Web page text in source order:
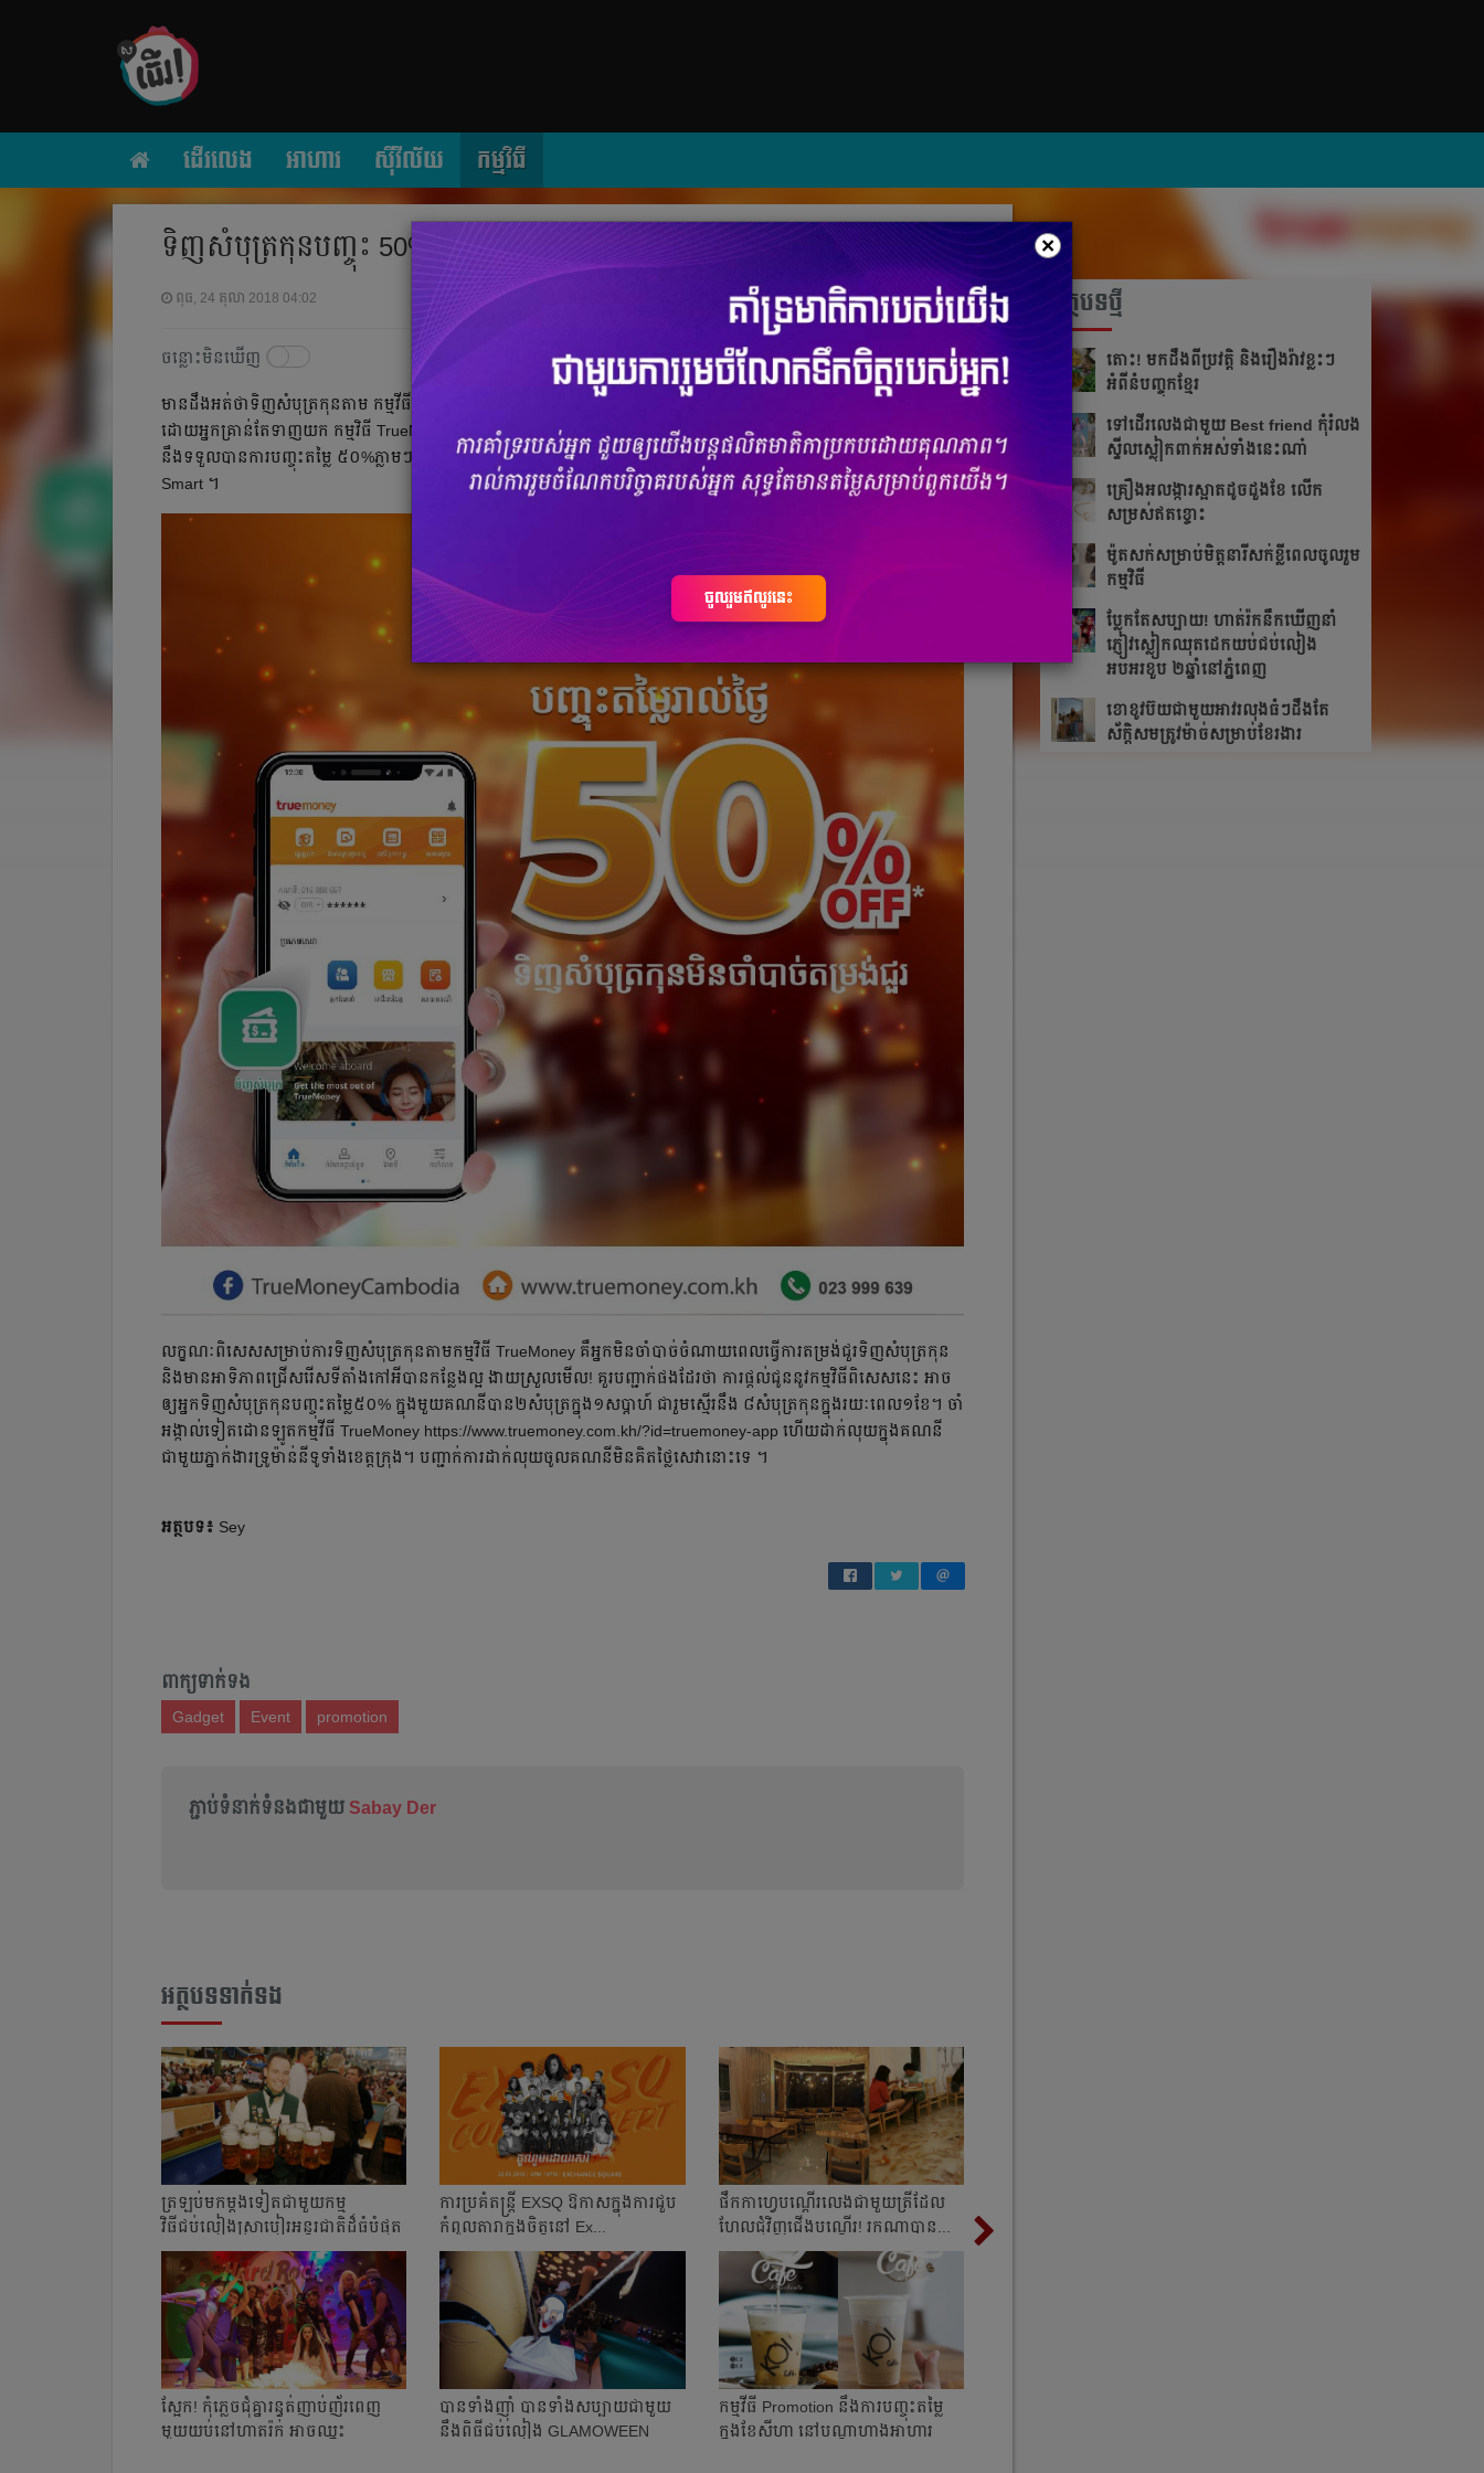
ដើរលេង អាហារ ស៊ីវីល័យ កម្មវិធី
ទិញសំបុត្រកុនបញ្ចុះ 50% បានគ្រប់ថ្ងៃ ចាំអង្កាល់ទៀត?
ពុធ, 24 តុលា 2018 04:02 ចំនួនមតិ0| ចំនួនចែករំលែក0
ចន្លោះមិនឃើញ
មានដឹងអត់ថាទិញសំបុត្រកុនតាម កម្មវីធី TrueMoney ឥឡូវមានការបញ្ចុះតម្លៃដល់ទៅ៥០%? នេះជាប្រូម៉ូសិនពិសេសពីទ្រូម៉ាន់នី
ដោយអ្នកគ្រាន់តែទាញយក កម្មវិធី TrueMoney ពីស្មាតហ្វូនរបស់អ្នក ហើយធ្វើការទិញសំបុត្រកុនតាមកម្មវីធី TrueMoney នេះអ្នក
នឹងទទួលបានការបញ្ចុះតម្លៃ ៥០%ភ្លាមៗ ហើយការផ្តល់ជូននេះមានជារៀងរាល់ថ្ងៃនៅគ្រប់សាខារបស់រោងកុន Major Cineplex by
Smart ។
លក្ខណៈពិសេសសម្រាប់ការទិញសំបុត្រកុនតាមកម្មវិធី TrueMoney គឺអ្នកមិនចាំបាច់ចំណាយពេលធ្វើការតម្រង់ជួរទិញសំបុត្រកុន
និងមានអាទិភាពជ្រើសរើសទីតាំងកៅអីបានកន្លែងល្អ ងាយស្រួលមើល! គួរបញ្ជាក់ផងដែរថា ការផ្តល់ជូននូវកម្មវិធីពិសេសនេះ អាច
ឲ្យអ្នកទិញសំបុត្រកុនបញ្ចុះតម្លៃ៥០% ក្នុងមួយគណនីបាន២សំបុត្រក្នុង១សប្តាហ៍ ជារួមស្មើរនឹង ៨សំបុត្រកុនក្នុងរយៈពេល១ខែ។ ចាំ
អង្កាល់ទៀតដោនឡូតកម្មវីធី TrueMoney https://www.truemoney.com.kh/?id=truemoney-app ហើយដាក់លុយក្នុងគណនី
ជាមួយភ្នាក់ងារទ្រូម៉ាន់នីទូទាំងខេត្តក្រុង។ បញ្ជាក់ការដាក់លុយចូលគណនីមិនគិតថ្លៃសេវានោះទេ ។
អត្ថបទ៖ Sey
ពាក្យទាក់ទង
Gadget Event promotion
ភ្ជាប់ទំនាក់ទំនងជាមួយ Sabay Der
អត្ថបទទាក់ទង
ត្រឡប់មក​ម្ដងទៀតជាមួយកម្ម
វិធីជប់លៀងស្រាបៀរអន្តរជាតិដ៏ធំបំផុត
ការ​ប្រគំ​តន្រ្តី EXSQ ឱកាស​ក្នុង​ការ​ជួប​
កំពូល​តារា​ក្នុង​ចិត្ត​នៅ Ex...
ផឹក​កាហ្វេ​បណ្ដើរ​លេង​ជាមួយ​ត្រី​ដែល​
ហែល​ជុំ​វិញ​ជើង​បណ្ដើរ! រក​ណា​បាន...
ស្អែក! កុំភ្លេចជុំគ្នារន្ធត់ញាប់ញ័រពេញ
មួយយប់នៅហាតរ៉ក់ អាចឈ្នះ
បាន​ទាំង​ញ៉ាំ បាន​ទាំង​សប្បាយ​ជាមួយ​
នឹង​ពិធី​ជប់លៀង GLAMOWEEN
កម្មវីធី Promotion នឹងការបញ្ចុះតម្លៃ
ក្នុងខែសីហា នៅបណ្តាហាងអាហារ
អត្ថបទថ្មី
តោះ! មកដឹងពីប្រវត្តិ និងរឿងរ៉ាវខ្លះៗ
អំពីនំបញ្ចុកខ្មែរ
ទៅដើរលេងជាមួយ Best friend កុំរំលង
ស្ទីលស្លៀកពាក់អស់ទាំងនេះណា៎
គ្រឿងអលង្ការស្អាតដូចដួងខែ លើក
សម្រស់ឥតខ្ចោះ
ម៉ូតសក់សម្រាប់មិត្តនារីសក់ខ្លីពេលចូលរួម
កម្មវិធី
ប្លែកតែសប្បាយ! ហាត់រ៉កនឹកឃើញនាំ
ភ្ញៀវស្លៀកឈុតដេកយប់ជប់លៀង
អបអរខួប ២ឆ្នាំនៅភ្នំពេញ
ខោខូវប៊យជាមួយអាវរលុងធំៗដឹងតែ​
ស័ក្ដិសម​ត្រូវម៉ាច់សម្រាប់ខែរងារ
×
ចូលរួមឥលូវនេះ